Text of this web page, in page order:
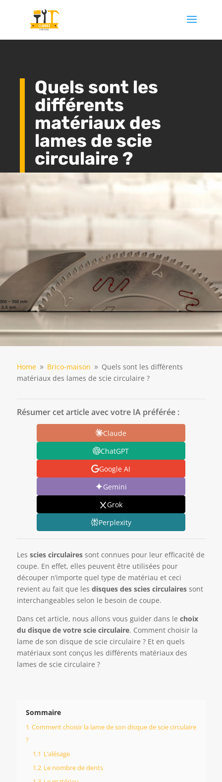
Quels sont les
différents
matériaux des
lames de scie
circulaire ?
Home 9 Brico-maison 9 Quels sont les différents
matériaux des lames de scie circulaire ?
Résumer cet article avec votre IA préférée :
Claude
ChatGPT
Google AI
Gemini
Grok
Perplexity
Les scies circulairessont connues pour leur efficacité de
coupe. En effet, elles peuvent être utilisées pour
découper n’importe quel type de matériau et ceci
revient au fait que les disques des scies circulairessont
interchangeables selon le besoin de coupe.
Dans cet article, nous allons vous guider dans le choix
du disque de votre scie circulaire. Comment choisir la
lame de son disque de scie circulaire ? Et en quels
matériaux sont conçus les différents matériaux des
lames de scie circulaire ?
Sommaire
1 Comment choisir la lame de son disque de scie circulaire
?
1.1 L’alésage
1.2 Le nombre de dents